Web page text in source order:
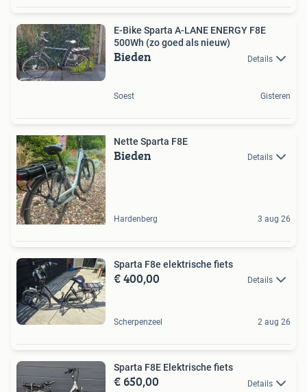
E-Bike Sparta A-LANE ENERGY F8E
500Wh (zo goed als nieuw)
Bieden Details
Soest Gisteren
Nette Sparta F8E
Bieden Details
Hardenberg 3 aug 26
Sparta F8e elektrische fiets
€ 400,00 Details
Scherpenzeel 2 aug 26
Sparta F8E Elektrische fiets
€ 650,00 Details